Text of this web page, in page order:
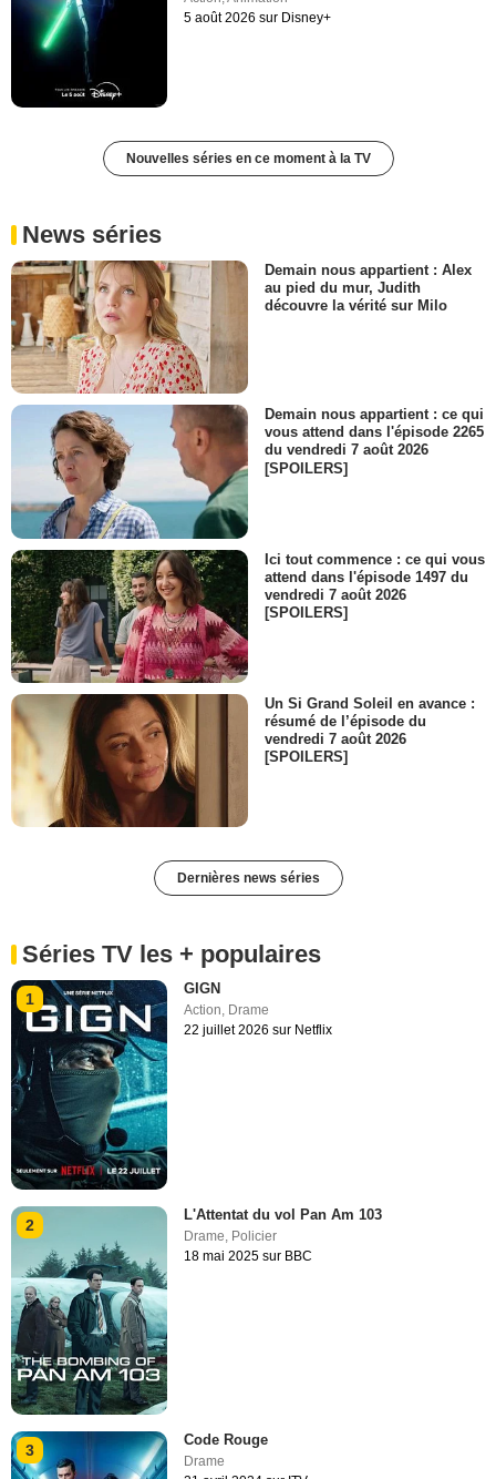
5 août 2026 sur Disney+
Nouvelles séries en ce moment à la TV
News séries
Demain nous appartient : Alex
au pied du mur, Judith
découvre la vérité sur Milo
Demain nous appartient : ce qui
vous attend dans l'épisode 2265
du vendredi 7 août 2026
[SPOILERS]
Ici tout commence : ce qui vous
attend dans l'épisode 1497 du
vendredi 7 août 2026
[SPOILERS]
Un Si Grand Soleil en avance :
résumé de l’épisode du
vendredi 7 août 2026
[SPOILERS]
Dernières news séries
Séries TV les + populaires
1
GIGN
Action, Drame
22 juillet 2026 sur Netflix
2
L'Attentat du vol Pan Am 103
Drame Policier
18 mai 2025 sur BBC
3
Code Rouge
Drame